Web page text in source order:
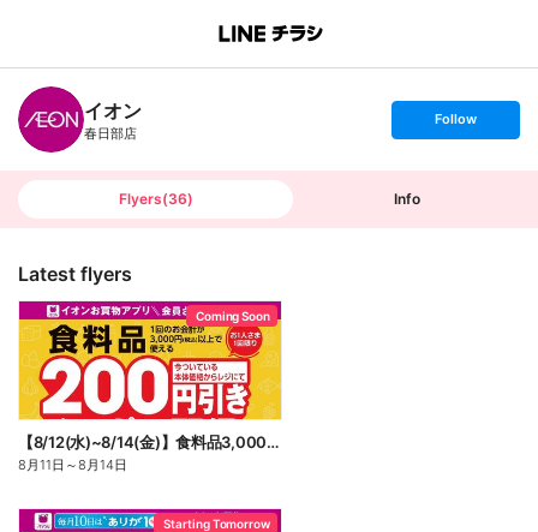
B
n
c
h
T
イオン
春日部店
s
t
o
Follow
Flyers(36) Info
Latest flyers
Coming Soon
【8/12(水)~8/14(金)】食料品3,000円(税込)以上200円引きクーポン配信!
8月11日 ～8月14日
Starting Tomorrow